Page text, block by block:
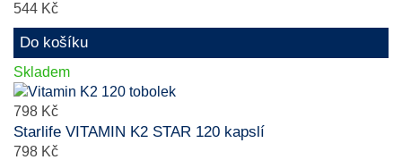
544 Kč
Do košíku
Skladem
798 Kč
Starlife VITAMIN K2 STAR 120 kapslí
798 Kč